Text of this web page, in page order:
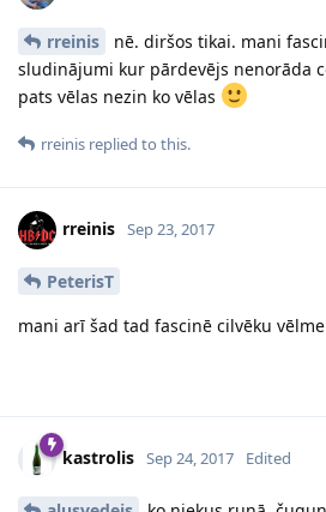
rreinis
nē. diršos tikai. mani
sludinājumi kur pārdevējs nenorāda
pats vēlas nezin ko vēlas
rreinis replied to this.
rreinis Sep 23, 2017
PeterisT
mani arī šad tad fascinē cilvēku
kastrolis Sep 24, 2017 Edited